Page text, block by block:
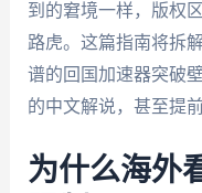
到的窘境一样，版权
路虎。这篇指南将拆
谱的回国加速器突破
的中文解说，甚至提
为什么海外